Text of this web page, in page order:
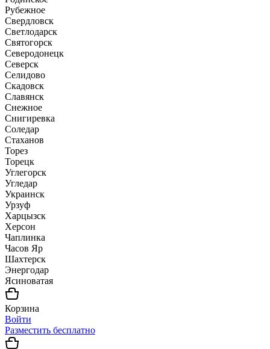
Рубежное
Свердловск
Светлодарск
Святогорск
Северодонецк
Северск
Селидово
Скадовск
Славянск
Снежное
Снигиревка
Соледар
Стаханов
Торез
Торецк
Углегорск
Угледар
Украинск
Урзуф
Харцызск
Херсон
Чаплинка
Часов Яр
Шахтерск
Энергодар
Ясиноватая
Корзина
Войти
Разместить бесплатно